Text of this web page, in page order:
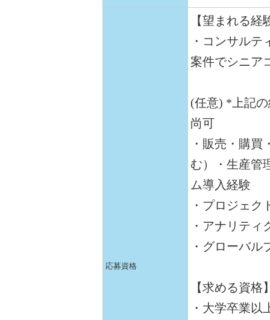
応募資格
【望まれる経
・コンサル
案件でシニア
(任意) *上記
尚可
・販売・購
む）・生産管
ム導入経験
・プロジェク
・アナリテ
・グローバ
【求める資格
・大学卒業以